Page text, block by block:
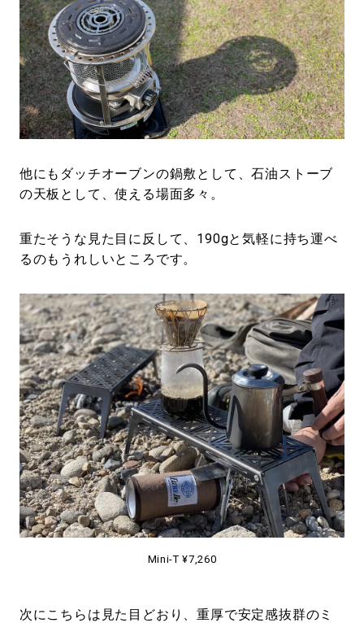
他にもダッチオーブンの鍋敷として、石油ストーブ
の天板として、使える場面多々。
重たそうな見た目に反して、190gと気軽に持ち運べ
るのもうれしいところです。
Mini-T ¥7,260
次にこちらは見た目どおり、重厚で安定感抜群のミ